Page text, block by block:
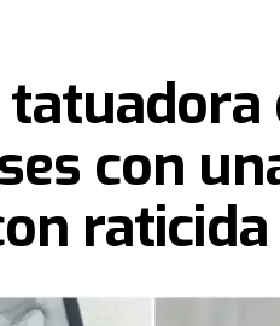
con
raticida